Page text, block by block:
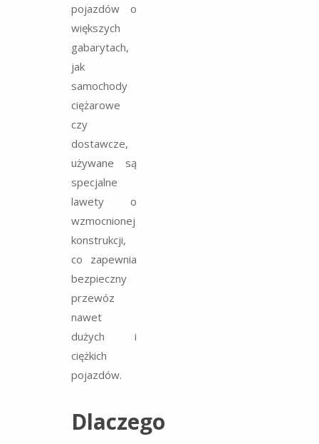
pojazdów o
większych
gabarytach,
jak
samochody
ciężarowe
czy
dostawcze,
używane są
specjalne
lawety o
wzmocnionej
konstrukcji,
co zapewnia
bezpieczny
przewóz
nawet
dużych i
ciężkich
pojazdów.
Dlaczego